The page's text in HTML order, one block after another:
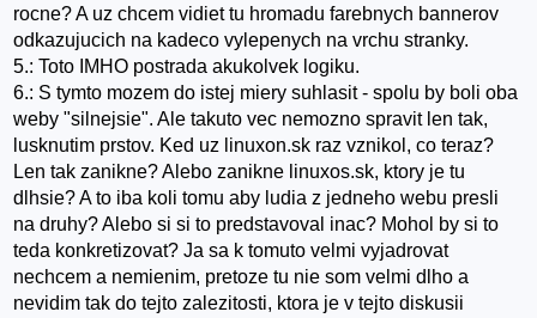
rocne? A uz chcem vidiet tu hromadu farebnych bannerov
odkazujucich na kadeco vylepenych na vrchu stranky.
5.: Toto IMHO postrada akukolvek logiku.
6.: S tymto mozem do istej miery suhlasit - spolu by boli oba
weby "silnejsie". Ale takuto vec nemozno spravit len tak,
lusknutim prstov. Ked uz linuxon.sk raz vznikol, co teraz?
Len tak zanikne? Alebo zanikne linuxos.sk, ktory je tu
dlhsie? A to iba koli tomu aby ludia z jedneho webu presli
na druhy? Alebo si si to predstavoval inac? Mohol by si to
teda konkretizovat? Ja sa k tomuto velmi vyjadrovat
nechcem a nemienim, pretoze tu nie som velmi dlho a
nevidim tak do tejto zalezitosti, ktora je v tejto diskusii